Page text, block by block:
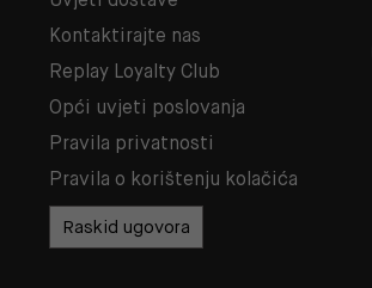
Kontaktirajte nas
Replay Loyalty Club
Opći uvjeti poslovanja
Pravila privatnosti
Pravila o korištenju kolačića
Raskid ugovora